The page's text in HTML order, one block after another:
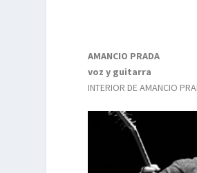
AMANCIO PRADA
voz y guitarra
INTERIOR DE AMANCIO